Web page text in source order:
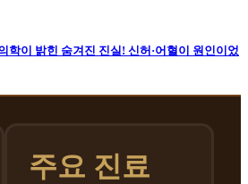
학이 밝힌 숨겨진 진실! 신허·어혈이 원인이었
주요 진료